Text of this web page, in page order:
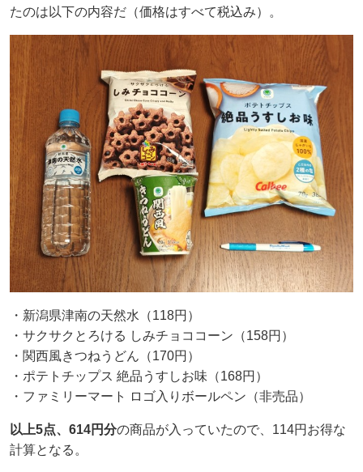
たのは以下の内容だ（価格はすべて税込み）。
・新潟県津南の天然水（118円）
・サクサクとろける しみチョココーン（158円）
・関西風きつねうどん（170円）
・ポテトチップス 絶品うすしお味（168円）
・ファミリーマート ロゴ入りボールペン（非売品）
以上5点、614円分の商品が入っていたので、114円お得な
計算となる。